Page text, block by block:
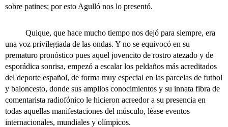
sobre patines; por esto Agulló nos lo presentó.
Quique, que hace mucho tiempo nos dejó para siempre, era
una voz privilegiada de las ondas. Y no se equivocó en su
prematuro pronóstico pues aquel jovencito de rostro atezado y de
esporádica sonrisa, empezó a escalar los peldaños más acreditados
del deporte español, de forma muy especial en las parcelas de futbol
y baloncesto, donde sus amplios conocimientos y su innata fibra de
comentarista radiofónico le hicieron acreedor a su presencia en
todas aquellas manifestaciones del músculo, léase eventos
internacionales, mundiales y olímpicos.